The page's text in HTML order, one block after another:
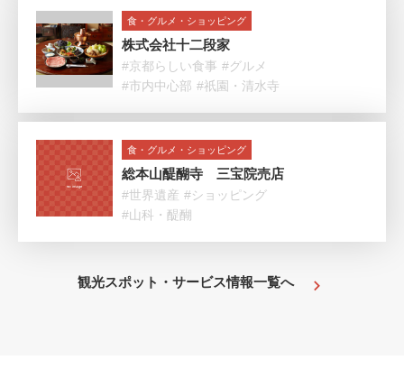
食・グルメ・ショッピング
株式会社十二段家
#京都らしい食事 #グルメ
#市内中心部 #祇園・清水寺
食・グルメ・ショッピング
総本山醍醐寺 三宝院売店
#世界遺産 #ショッピング
#山科・醍醐
観光スポット・サービス情報一覧へ